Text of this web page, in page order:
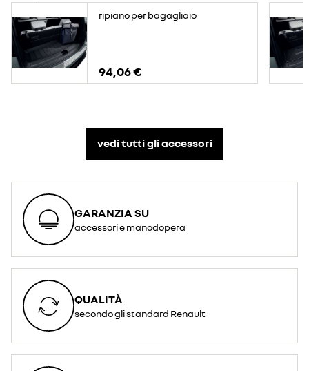
ripiano per bagagliaio
94,06 €
vedi tutti gli accessori​
GARANZIA SU
accessori e manodopera
QUALITÀ
secondo gli standard Renault